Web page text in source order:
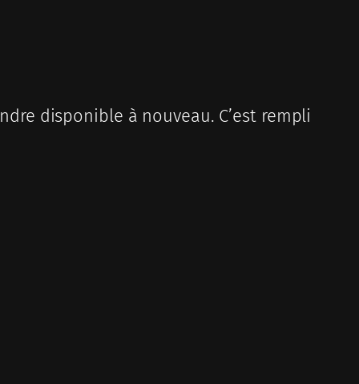
disponible à nouveau. C’est rempli